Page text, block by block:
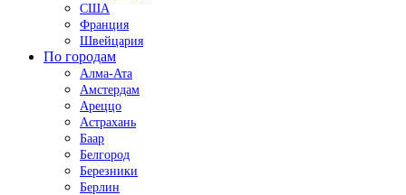
США
Франция
Швейцария
По городам
Алма-Ата
Амстердам
Ареццо
Астрахань
Баар
Белгород
Березники
Берлин